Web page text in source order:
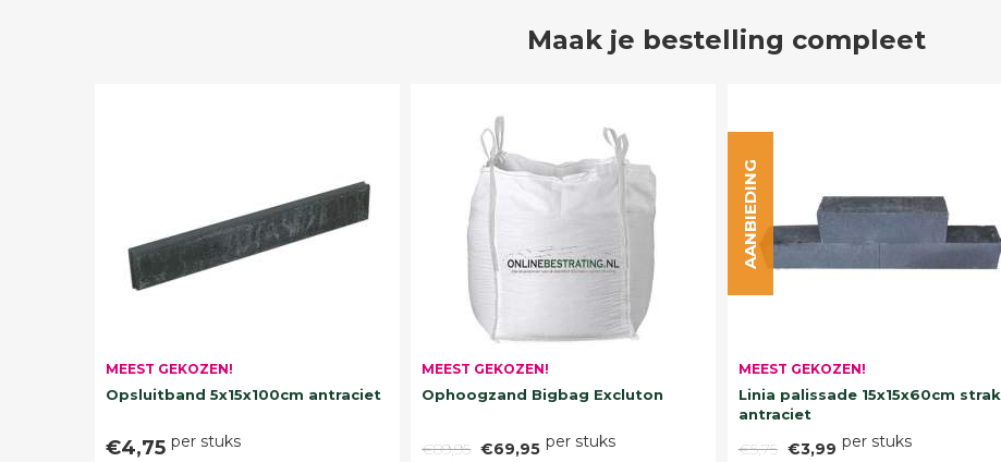
Maak je bestelling compleet
MEEST GEKOZEN!
Opsluitband 5x15x100cm antraciet
€4,75 per stuks
MEEST GEKOZEN!
Ophoogzand Bigbag Excluton
€89,95 €69,95 per stuks
MEEST GEKOZEN!
Linia palissade 15x15x60cm strak
antraciet
€5,75 €3,99 per stuks
AANBIEDING